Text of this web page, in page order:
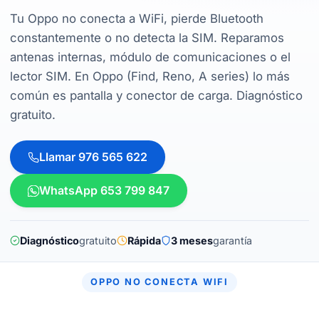
Tu Oppo no conecta a WiFi, pierde Bluetooth
constantemente o no detecta la SIM. Reparamos
antenas internas, módulo de comunicaciones o el
lector SIM. En Oppo (Find, Reno, A series) lo más
común es pantalla y conector de carga. Diagnóstico
gratuito.
Llamar 976 565 622
WhatsApp 653 799 847
Diagnósticogratuito Rápida 3 mesesgarantía
OPPO NO CONECTA WIFI